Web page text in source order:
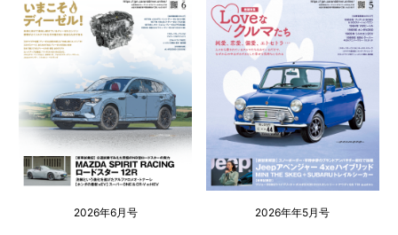
2026年6月号 2026年年5月号